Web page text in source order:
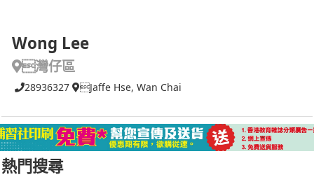
Wong Lee
灣仔區
28936327 Jaffe Hse, Wan Chai
熱門搜尋